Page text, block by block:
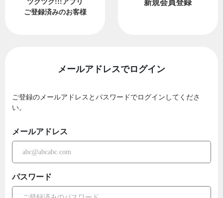
ツクツク!!!アプリ
ご登録済みのお客様
新規会員登録
メールアドレスでログイン
ご登録のメールアドレスとパスワードでログインしてくださ
い。
メールアドレス
パスワード